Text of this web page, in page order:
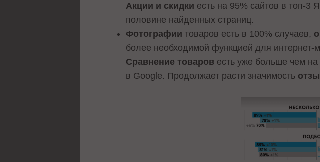
Акции и скидки есть на 95% сайтов в топ-3
половине найденных страниц.
Фотографии товаров есть в 100% случаев,
более необходимой функцией для интернет-
Сравнение товаров есть уже больше чем
в Google. Продолжает расти значимость